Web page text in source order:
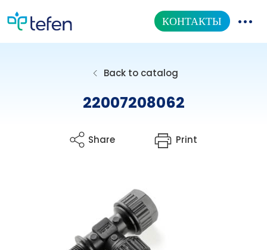
КОНТАКТЫ
НАША ПРОДУКЦИЯ
Back to catalog
22007208062
Share Print